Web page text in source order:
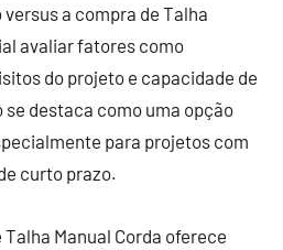
a compra de Talha
avaliar fatores como
do projeto e capacidade de
destaca como uma opção
para projetos com
curto prazo.
Manual Corda oferece